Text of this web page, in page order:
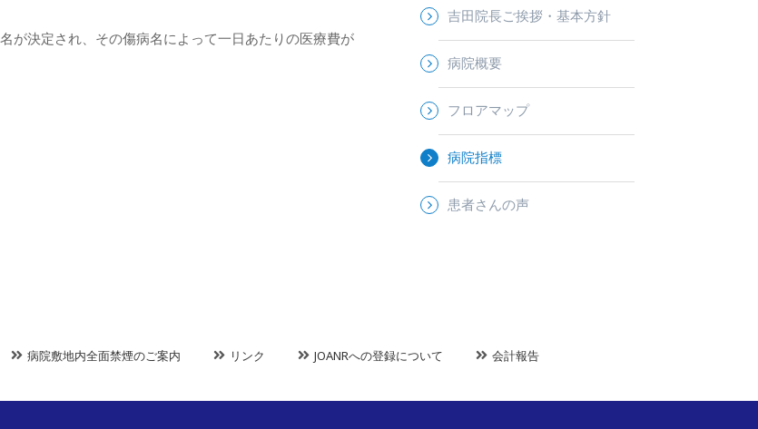
が決定され、その傷病名によって一日あたりの医療費が
吉田院長ご挨拶・基本方針
病院概要
フロアマップ
病院指標
患者さんの声
病院敷地内全面禁煙のご案内 リンク JOANRへの登録について 会計報告